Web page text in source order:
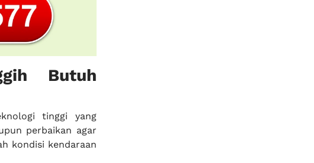
Butuh
tinggi yang
perbaikan agar
kondisi kendaraan